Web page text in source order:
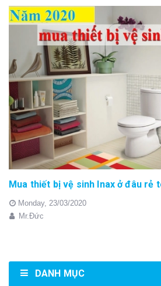
Monday, 23/03/2020
Mr.Đức
DANH MỤC